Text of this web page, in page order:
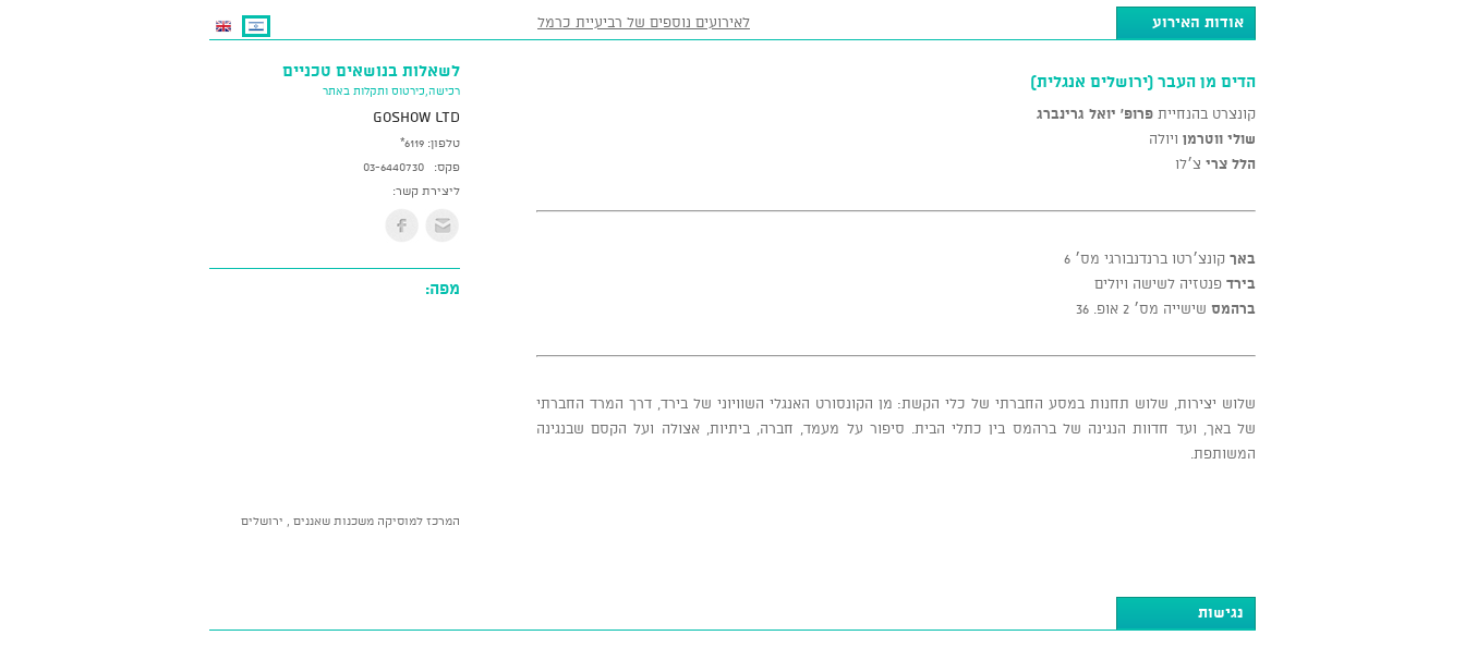
אודות האירוע לאירועים נוספים של רביעיית כרמל
הדים מן העבר (ירושלים אנגלית)
קונצרט בהנחיית פרופ' יואל גרינברג
שולי ווטרמן ויולה
הלל צרי צ׳לו
באך קונצ׳רטו ברנדנבורגי מס׳ 6
בירד פנטזיה לשישה ויולים
ברהמס שישייה מס׳ 2 אופ. 36
שלוש יצירות, שלוש תחנות במסע החברתי של כלי הקשת: מן הקונסורט האנגלי השוויוני של בירד, דרך המרד החברתי
של באך, ועד חדוות הנגינה של ברהמס בין כתלי הבית. סיפור על מעמד, חברה, ביתיות, אצולה ועל הקסם שבנגינה
המשותפת.
לשאלות בנושאים טכניים
רכישה,כירטוס ותקלות באתר
GoShow LTD
טלפון: *6119
פקס:
03-6440730
ליצירת קשר:
מפה:
המרכז למוסיקה משכנות שאננים , ירושלים
נגישות